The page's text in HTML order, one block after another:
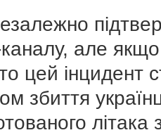
але
цей інцидент
збиття
літака